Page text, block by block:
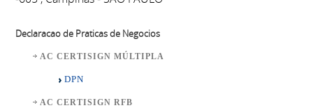
Declaracao de Praticas de Negocios
AC CERTISIGN MÚLTIPLA
DPN
AC CERTISIGN RFB